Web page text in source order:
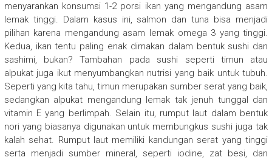
menyarankan konsumsi 1-2 porsi ikan yang mengandung asam
lemak tinggi. Dalam kasus ini, salmon dan tuna bisa menjadi
pilihan karena mengandung asam lemak omega 3 yang tinggi.
Kedua, ikan tentu paling enak dimakan dalam bentuk sushi dan
sashimi, bukan? Tambahan pada sushi seperti timun atau
alpukat juga ikut menyumbangkan nutrisi yang baik untuk tubuh.
Seperti yang kita tahu, timun merupakan sumber serat yang baik,
sedangkan alpukat mengandung lemak tak jenuh tunggal dan
vitamin E yang berlimpah. Selain itu, rumput laut dalam bentuk
nori yang biasanya digunakan untuk membungkus sushi juga tak
kalah sehat. Rumput laut memiliki kandungan serat yang tinggi
serta menjadi sumber mineral, seperti iodine, zat besi, dan